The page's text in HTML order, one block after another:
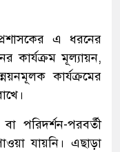
এ ধরনের
কার্যক্রম মূল্যায়ন,
কার্যক্রমের
পরিদর্শন-পরবর্তী
যায়নি। এছাড়া